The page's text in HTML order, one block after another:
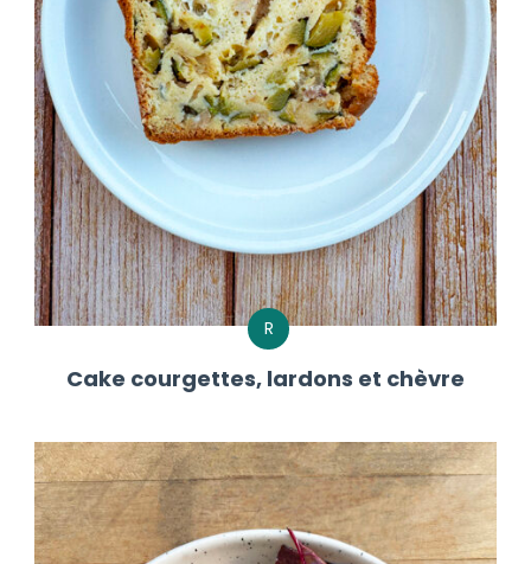
R
Cake courgettes, lardons et chèvre